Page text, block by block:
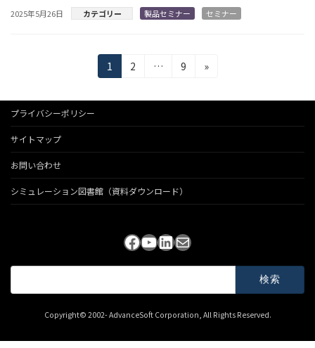
2025年5月26日 カテゴリー 製品セミナー セミナー
の
ペ
ー
ジ
送
固
定
1
固
2 …
固
9 »
プライバシーポリシー
サイトマップ
お問い合わせ
シミュレーション図書館（資料ダウンロード）
Facebook
YouTube
LinkedIn
メール
検
Copyright© 2002- AdvanceSoft Corporation, All Rights Reserved.